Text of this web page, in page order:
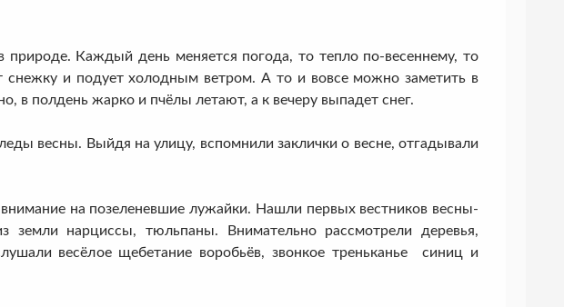
Каждый день меняется погода, то тепло по-весеннему, то
снежку и подует холодным ветром. А то и вовсе можно заметить в
в полдень жарко и пчёлы летают, а к вечеру выпадет снег.
Выйдя на улицу, вспомнили заклички о весне, отгадывали
на позеленевшие лужайки. Нашли первых вестников весны-
земли нарциссы, тюльпаны. Внимательно рассмотрели деревья,
весёлое щебетание воробьёв, звонкое треньканье синиц и